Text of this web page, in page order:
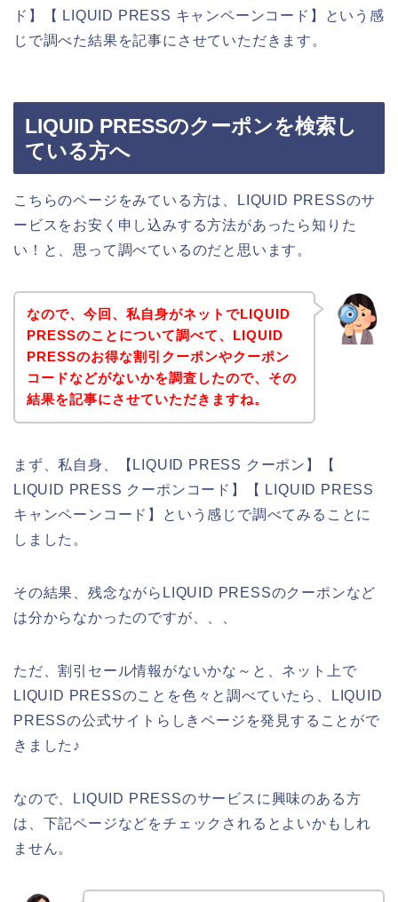
ド】【 LIQUID PRESS キャンペーンコード】という感
じで調べた結果を記事にさせていただきます。
LIQUID PRESSのクーポンを検索し
ている方へ
こちらのページをみている方は、LIQUID PRESSのサ
ービスをお安く申し込みする方法があったら知りた
い！と、思って調べているのだと思います。
なので、今回、私自身がネットでLIQUID
PRESSのことについて調べて、LIQUID
PRESSのお得な割引クーポンやクーポン
コードなどがないかを調査したので、その
結果を記事にさせていただきますね。
まず、私自身、【LIQUID PRESS クーポン】【
LIQUID PRESS クーポンコード】【 LIQUID PRESS
キャンペーンコード】という感じで調べてみることに
しました。
その結果、残念ながらLIQUID PRESSのクーポンなど
は分からなかったのですが、、、
ただ、割引セール情報がないかな～と、ネット上で
LIQUID PRESSのことを色々と調べていたら、LIQUID
PRESSの公式サイトらしきページを発見することがで
きました♪
なので、LIQUID PRESSのサービスに興味のある方
は、下記ページなどをチェックされるとよいかもしれ
ません。